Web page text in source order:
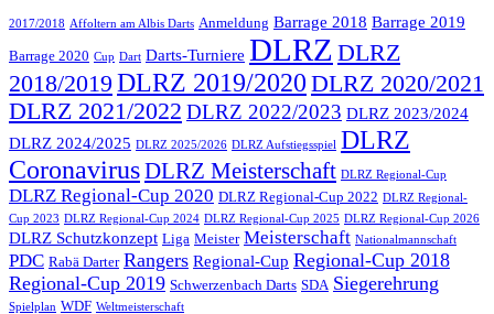
2017/2018 Affoltern am Albis Darts Anmeldung Barrage 2018 Barrage 2019
Barrage 2020 Cup Dart Darts-Turniere DLRZ DLRZ
2018/2019 DLRZ 2019/2020 DLRZ 2020/2021
DLRZ 2021/2022 DLRZ 2022/2023 DLRZ 2023/2024
DLRZ 2024/2025 DLRZ 2025/2026 DLRZ Aufstiegsspiel DLRZ
CoronavirusDLRZ Meisterschaft DLRZ Regional-Cup
DLRZ Regional-Cup 2020 DLRZ Regional-Cup 2022 DLRZ Regional-
Cup 2023 DLRZ Regional-Cup 2024 DLRZ Regional-Cup 2025 DLRZ Regional-Cup 2026
DLRZ Schutzkonzept Liga Meister Meisterschaft Nationalmannschaft
PDC Rabä Darter Rangers Regional-Cup Regional-Cup 2018
Regional-Cup 2019 Schwerzenbach Darts SDA Siegerehrung
Spielplan WDF Weltmeisterschaft